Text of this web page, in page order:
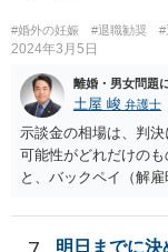
#婚外の妊娠 #退職勧奨 #
2024年3月5日
離婚・男女問題
土屋 峻 弁護士
示談金の相場は、判
可能性がどれだけの
と、バックペイ（解
準となります。解決
いだと思います。 こ
明日までに決